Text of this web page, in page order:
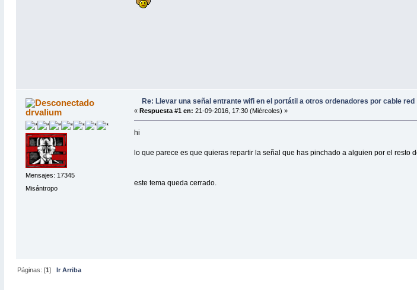
drvalium
Mensajes: 17345
Misántropo
Re: Llevar una señal entrante wifi en el portátil a otros ordenadores por cable red
«Respuesta #1 en: 21-09-2016, 17:30 (Miércoles) »
hi
lo que parece es que quieras repartir la señal que has pinchado a alguien por el resto
este tema queda cerrado.
Páginas: [1 ]
Ir Arriba